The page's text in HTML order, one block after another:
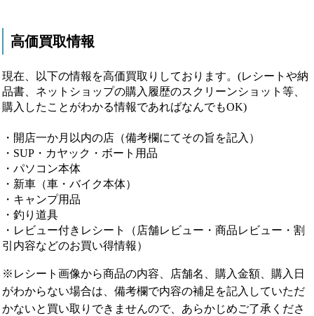
高価買取情報
現在、以下の情報を高価買取りしております。(レシートや納
品書、ネットショップの購入履歴のスクリーンショット等、
購入したことがわかる情報であればなんでもOK)
・開店一か月以内の店（備考欄にてその旨を記入）
・SUP・カヤック・ボート用品
・パソコン本体
・新車（車・バイク本体）
・キャンプ用品
・釣り道具
・レビュー付きレシート（店舗レビュー・商品レビュー・割
引内容などのお買い得情報）
※レシート画像から商品の内容、店舗名、購入金額、購入日
がわからない場合は、備考欄で内容の補足を記入していただ
かないと買い取りできませんので、あらかじめご了承くださ